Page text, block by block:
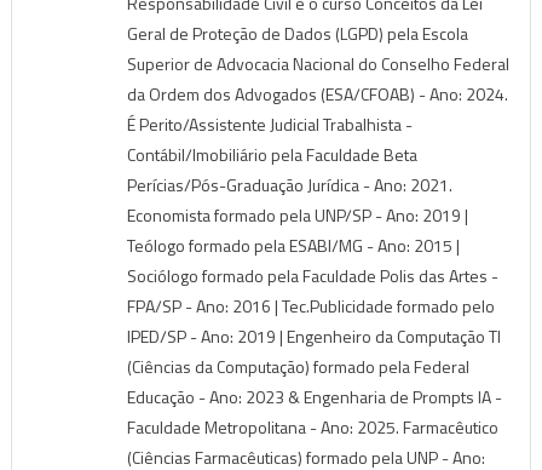
Geral de Proteção de Dados (LGPD) pela Escola
Superior de Advocacia Nacional do Conselho Federal
da Ordem dos Advogados (ESA/CFOAB) - Ano: 2024.
É Perito/Assistente Judicial Trabalhista -
Contábil/Imobiliário pela Faculdade Beta
Perícias/Pós-Graduação Jurídica - Ano: 2021.
Economista formado pela UNP/SP - Ano: 2019 |
Teólogo formado pela ESABI/MG - Ano: 2015 |
Sociólogo formado pela Faculdade Polis das Artes -
FPA/SP - Ano: 2016 | Tec.Publicidade formado pelo
IPED/SP - Ano: 2019 | Engenheiro da Computação TI
(Ciências da Computação) formado pela Federal
Educação - Ano: 2023 & Engenharia de Prompts IA -
Faculdade Metropolitana - Ano: 2025. Farmacêutico
(Ciências Farmacêuticas) formado pela UNP - Ano: